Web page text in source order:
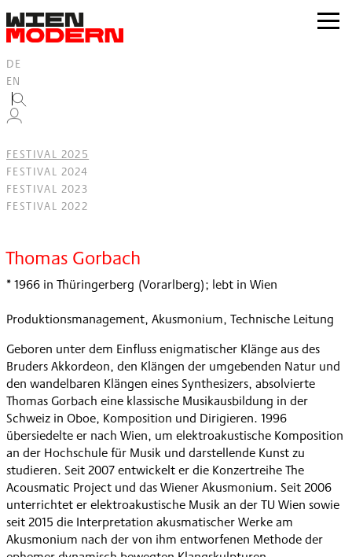
springen
zur
DE
EN
FESTIVAL 2025
FESTIVAL 2024
FESTIVAL 2023
FESTIVAL 2022
Thomas Gorbach
* 1966 in Thüringerberg (Vorarlberg); lebt in Wien
Produktionsmanagement, Akusmonium, Technische Leitung
Geboren unter dem Einfluss enigmatischer Klänge aus des
Bruders Akkordeon, den Klängen der umgebenden Natur und
den wandelbaren Klängen eines Synthesizers, absolvierte
Thomas Gorbach eine klassische Musikausbildung in der
Schweiz in Oboe, Komposition und Dirigieren. 1996
übersiedelte er nach Wien, um elektroakustische Komposition
an der Hochschule für Musik und darstellende Kunst zu
studieren. Seit 2007 entwickelt er die Konzertreihe The
Acousmatic Project und das Wiener Akusmonium. Seit 2006
unterrichtet er elektroakustische Musik an der TU Wien sowie
seit 2015 die Interpretation akusmatischer Werke am
Akusmonium nach der von ihm entworfenen Methode der